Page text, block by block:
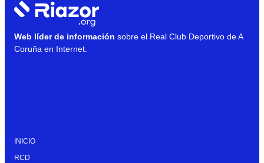
Web líder de información sobre el Real Club Deportivo de A
Coruña en Internet.
INICIO
RCD